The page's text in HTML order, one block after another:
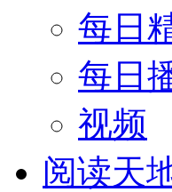
每日
每日
视频
阅读天